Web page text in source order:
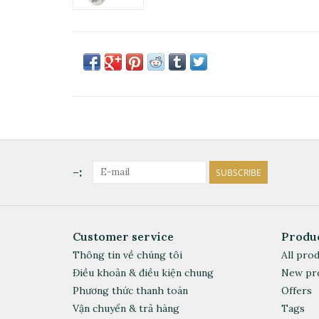
-: SUBSCRIBE
Customer service
Thông tin về chúng tôi
Điều khoản & điều kiện chung
Phương thức thanh toán
Vận chuyển & trả hàng
All
New
Offers
Tags